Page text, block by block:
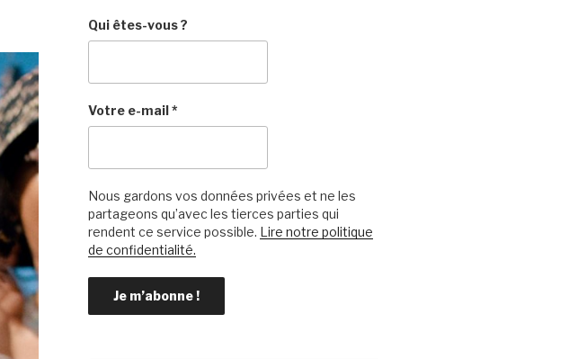
Qui êtes-vous ?
Votre e-mail*
Nous gardons vos données privées et ne les
partageons qu’avec les tierces parties qui
rendent ce service possible. Lire notre politique
de confidentialité.